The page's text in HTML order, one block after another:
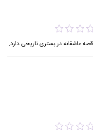
عاشقانه در بستری تاریخی دارد.